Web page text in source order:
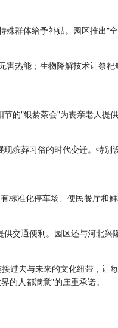
群体给予补贴。园区推出"
热能；生物降解技术让祭
的"银龄茶会"为丧亲老人提
殡葬习俗的时代变迁。特别
标准化停车场、便民餐厅和
交通便利。园区还与河北兴
过去与未来的文化纽带，让
的人都满意"的庄重承诺。